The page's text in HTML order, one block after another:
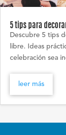
5 tips para
Descubre 5 tips
libre. Ideas
celebración sea
leer más